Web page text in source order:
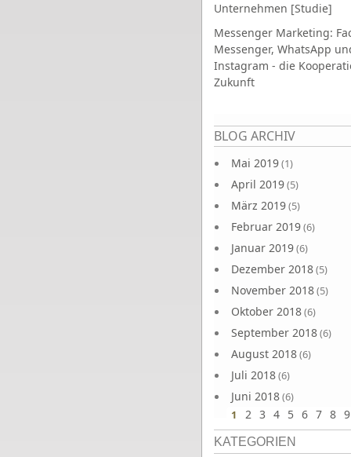
Unternehmen [Studie]
Messenger Marketing:
Messenger, WhatsApp
Instagram - die
Zukunft
BLOG ARCHIV
Mai 2019(1)
April 2019(5)
März 2019(5)
Februar 2019(6)
Januar 2019(6)
Dezember 2018(5)
November 2018(5)
Oktober 2018(6)
September 2018(6)
August 2018(6)
Juli 2018(6)
Juni 2018(6)
Seiten
1 2 3 4 5 6 7 8 9
KATEGORIEN